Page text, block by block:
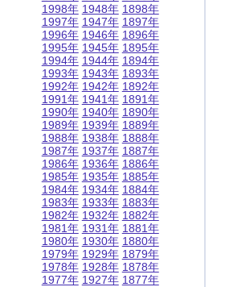
1998年
1997年
1996年
1995年
1994年
1993年
1992年
1991年
1990年
1989年
1988年
1987年
1986年
1985年
1984年
1983年
1982年
1981年
1980年
1979年
1978年
1977年
1948年
1947年
1946年
1945年
1944年
1943年
1942年
1941年
1940年
1939年
1938年
1937年
1936年
1935年
1934年
1933年
1932年
1931年
1930年
1929年
1928年
1927年
1898年
1897年
1896年
1895年
1894年
1893年
1892年
1891年
1890年
1889年
1888年
1887年
1886年
1885年
1884年
1883年
1882年
1881年
1880年
1879年
1878年
1877年